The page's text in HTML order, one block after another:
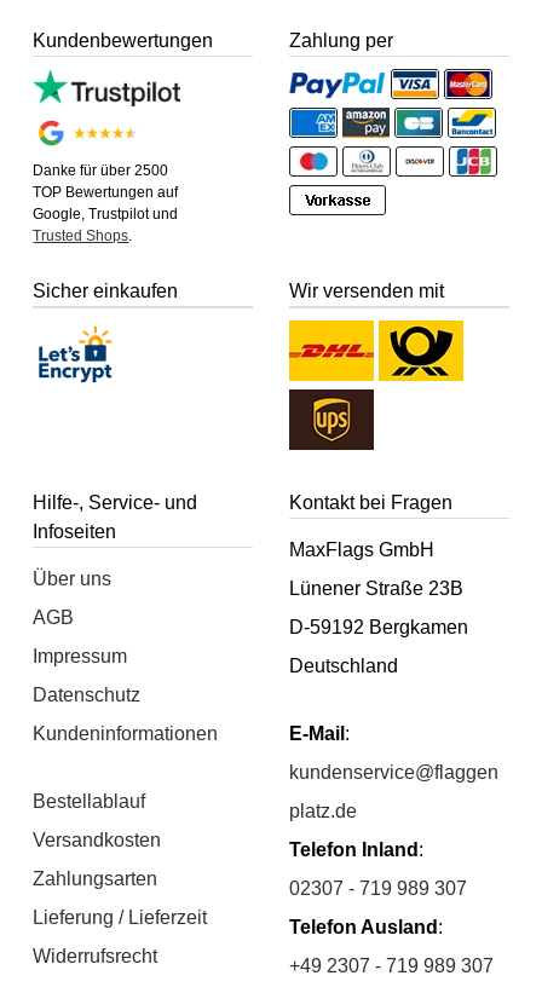
Kundenbewertungen
Danke für über 2500
TOP Bewertungen auf
Google, Trustpilot und
Trusted Shops.
Zahlung per
Sicher einkaufen Wir versenden mit
Hilfe-, Service- und
Infoseiten
Über uns
AGB
Impressum
Datenschutz
Kundeninformationen
Bestellablauf
Versandkosten
Zahlungsarten
Lieferung / Lieferzeit
Widerrufsrecht
Kontakt bei Fragen
MaxFlags GmbH
Lünener Straße 23B
D-59192 Bergkamen
Deutschland
E-Mail :
kundenservice@flaggen
platz.de
Telefon Inland :
02307 - 719 989 307
Telefon Ausland :
+49 2307 - 719 989 307